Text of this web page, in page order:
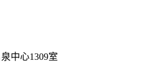
中心1309室